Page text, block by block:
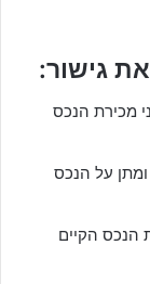
גישור:
מכירת הנכס
על הנכס
הנכס הקיים